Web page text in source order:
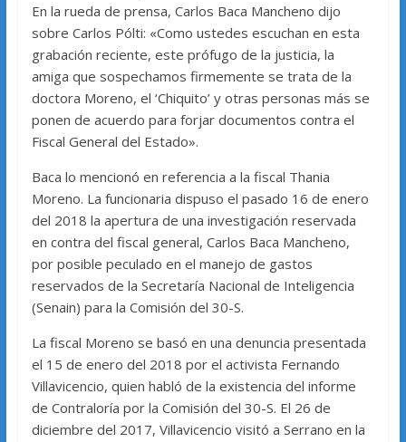
En la rueda de prensa, Carlos Baca Mancheno dijo
sobre Carlos Pólti: «Como ustedes escuchan en esta
grabación reciente, este prófugo de la justicia, la
amiga que sospechamos firmemente se trata de la
doctora Moreno, el ‘Chiquito’ y otras personas más se
ponen de acuerdo para forjar documentos contra el
Fiscal General del Estado».
Baca lo mencionó en referencia a la fiscal Thania
Moreno. La funcionaria dispuso el pasado 16 de enero
del 2018 la apertura de una investigación reservada
en contra del fiscal general, Carlos Baca Mancheno,
por posible peculado en el manejo de gastos
reservados de la Secretaría Nacional de Inteligencia
(Senain) para la Comisión del 30-S.
La fiscal Moreno se basó en una denuncia presentada
el 15 de enero del 2018 por el activista Fernando
Villavicencio, quien habló de la existencia del informe
de Contraloría por la Comisión del 30-S. El 26 de
diciembre del 2017, Villavicencio visitó a Serrano en la